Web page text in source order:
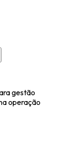
gestão
operação